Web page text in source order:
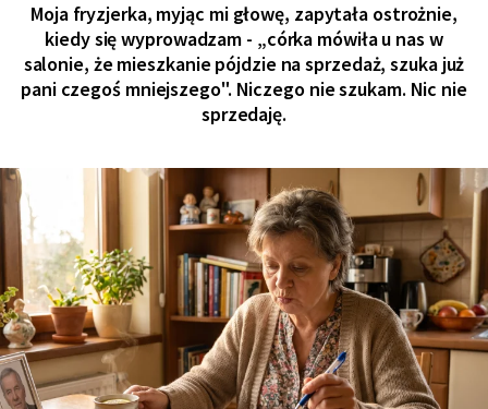
Moja fryzjerka, myjąc mi głowę, zapytała ostrożnie,
kiedy się wyprowadzam - „córka mówiła u nas w
salonie, że mieszkanie pójdzie na sprzedaż, szuka już
pani czegoś mniejszego". Niczego nie szukam. Nic nie
sprzedaję.